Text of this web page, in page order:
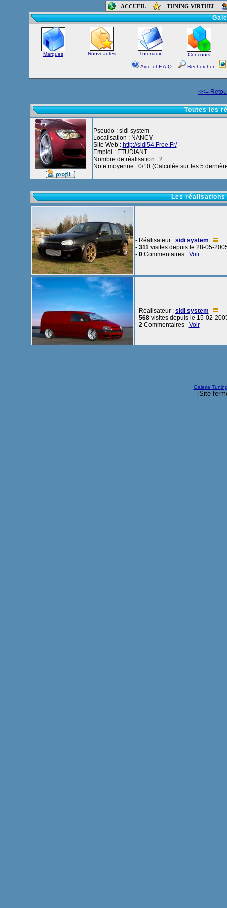
ACCUEIL TUNING VIRTUEL
Accueil-
Marques Nouveautés Tutoriaux Concours
Aide et F.A.Q. Rechercher
<<=
Toutes les
Pseudo : sidi system
Localisation : NANCY
Site Web : http://sidi54.Free.Fr/
Emploi : ETUDIANT
Nombre de réalisation : 2
Note moyenne : 0/10 (Calculée sur les 5
Les réalisations
- Réalisateur : sidi system
- 311visites depuis le 28-05-
- 0Commentaires Voir
- Réalisateur : sidi system
- 568visites depuis le 15-02-
- 2Commentaires Voir
Galerie
[Site